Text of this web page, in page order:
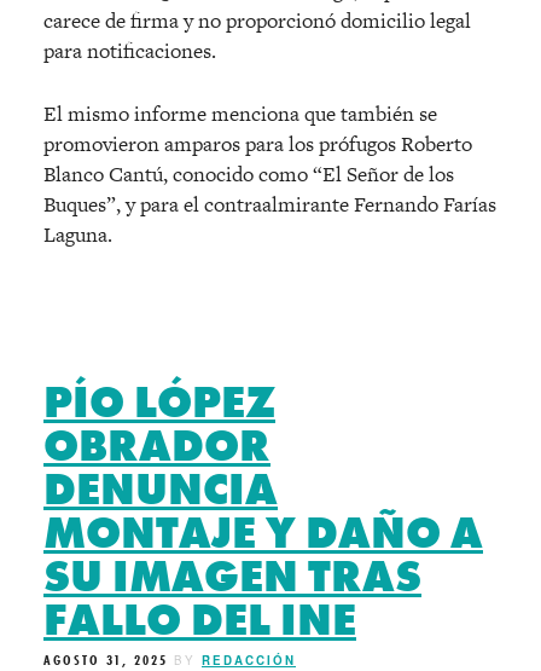
carece de firma y no proporcionó domicilio legal
para notificaciones.
El mismo informe menciona que también se
promovieron amparos para los prófugos Roberto
Blanco Cantú, conocido como “El Señor de los
Buques”, y para el contraalmirante Fernando Farías
Laguna.
PÍO LÓPEZ
OBRADOR
DENUNCIA
MONTAJE Y DAÑO A
SU IMAGEN TRAS
FALLO DEL INE
AGOSTO 31, 2025 BY REDACCIÓN